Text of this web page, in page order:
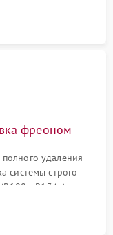
дверных петель.
фреоном
удаления
системы строго
R134a) по
в системе.